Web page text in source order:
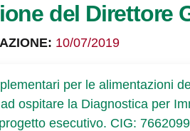
del Direttore
10/07/2019
per le alimentazioni
ospitare la Diagnostica per
esecutivo. CIG: